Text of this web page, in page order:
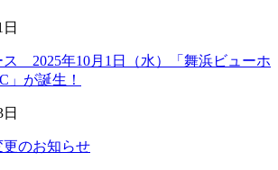
ス 2025年10月1日（水）「舞浜ビューホ
」が誕生！
のお知らせ